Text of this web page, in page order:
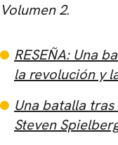
Volumen 2.
RESEÑA: Una
la revolución y
Una batalla
Steven